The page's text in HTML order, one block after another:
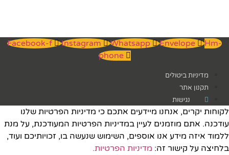
Facebook-f Instagram Whatsapp Envelope
Hm-
phone
מדיניות ביטולים
תקנון אתר
נגישות
לקוחות יקרים, אנחנו מיידעים אתכם כי מדיניות הפרטיות שלנו
עודכנה. אתם מוזמנים לעיין במדיניות הפרטיות המעודכנת, על מנת
ללמוד איזה מידע אנו אוספים, השימוש שנעשה בו, זכויותיכם ועוד,
בלחיצה על קישור זה: מדיניות הפרטיות.​